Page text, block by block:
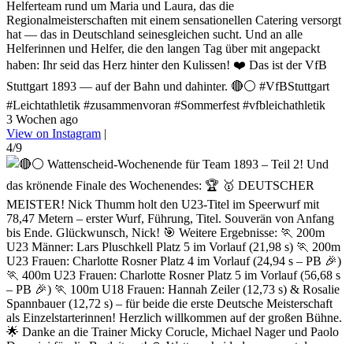
Helferteam rund um Maria und Laura, das die
Regionalmeisterschaften mit einem sensationellen Catering versorgt
hat — das in Deutschland seinesgleichen sucht. Und an alle
Helferinnen und Helfer, die den langen Tag über mit angepackt
haben: Ihr seid das Herz hinter den Kulissen! ❤️ Das ist der VfB
Stuttgart 1893 — auf der Bahn und dahinter. 🔴⚪ #VfBStuttgart
#Leichtathletik #zusammenvoran #Sommerfest #vfbleichathletik
3 Wochen ago
View on Instagram |
4/9